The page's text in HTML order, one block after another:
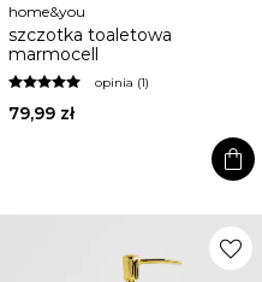
home&you
szczotka toaletowa
marmocell
opinia (1)
79,99 zł
shopping_bag
favorite